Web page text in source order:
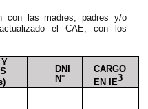
con las madres, padres y/o
el CAE, con los
DNI
N°
CARGO
EN IE3